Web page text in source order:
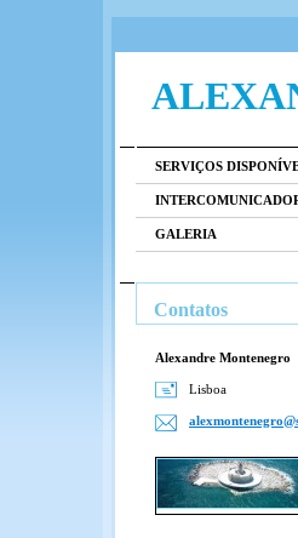
SERVIÇOS
GALERIA
Contatos
Alexandre Montenegro
Lisboa
alexmont